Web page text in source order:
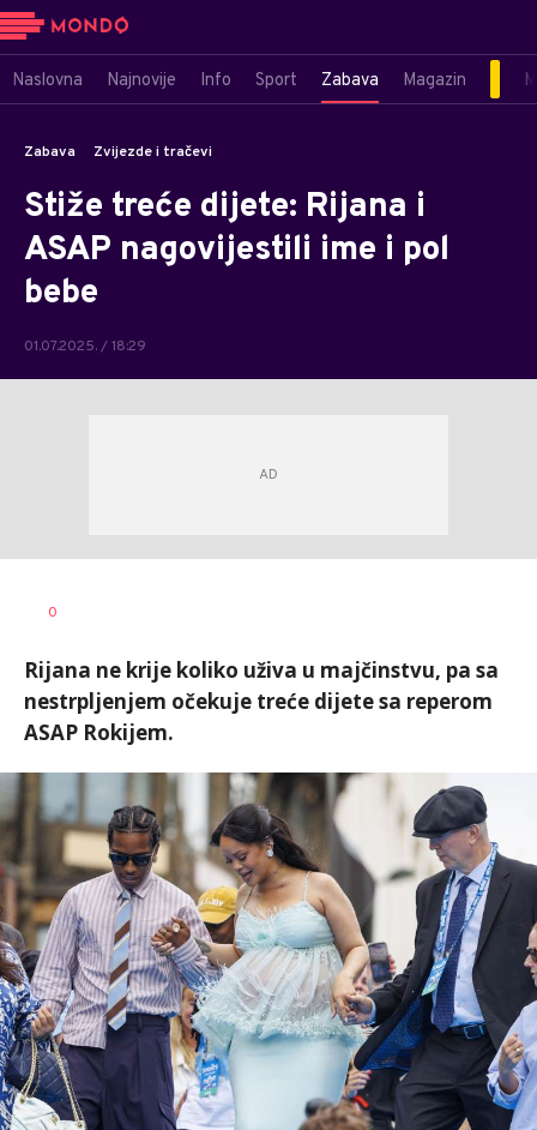
Naslovna Najnovije Info Sport Zabava Magazin
Zabava Zvijezde i tračevi
Stiže treće dijete: Rijana i
ASAP nagovijestili ime i pol
bebe
01.07.2025. / 18:29
AUTOR
0
Rijana ne krije koliko uživa u majčinstvu, pa sa
nestrpljenjem očekuje treće dijete sa reperom
ASAP Rokijem.